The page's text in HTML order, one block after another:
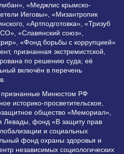
«Меджлис крымско-
Иеговы», «Мизантропик
«Артподготовка», «Тризуб
«Славянский союз»,
«Фонд борьбы с коррупцией»
признанная экстремистской,
по решению суда; её
включён в перечень
признанные Минюстом РФ
историко-просветительское,
общество «Мемориал»,
Левады, фонд «В защиту прав
и социальных
фонд охраны здоровья и
независимых социологических